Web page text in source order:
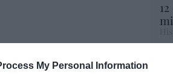
My Personal Information